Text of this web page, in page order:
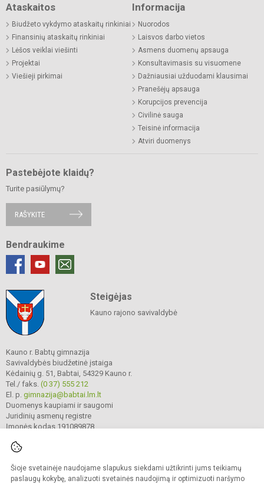
Šioje svetainėje naudojame slapukus siekdami užtikrinti jums teikiamų
paslaugų kokybę, analizuoti svetainės naudojimą ir optimizuoti naršymo
Ataskaitos
Biudžeto vykdymo ataskaitų rinkiniai
Finansinių ataskaitų rinkiniai
Lėšos veiklai viešinti
Projektai
Viešieji pirkimai
Informacija
Nuorodos
Laisvos darbo vietos
Asmens duomenų apsauga
Konsultavimasis su visuomene
Dažniausiai užduodami klausimai
Pranešėjų apsauga
Korupcijos prevencija
Civilinė sauga
Teisinė informacija
Atviri duomenys
Pastebėjote klaidų?
Turite pasiūlymų?
RAŠYKITE
Bendraukime
Steigėjas
Kauno rajono savivaldybė
Kauno r. Babtų gimnazija
Savivaldybės biudžetinė įstaiga
Kėdainių g. 51, Babtai, 54329 Kauno r.
Tel./ faks. (0 37) 555 212
El. p. gimnazija@babtai.lm.lt
Duomenys kaupiami ir saugomi
Juridinių asmenų registre
Įmonės kodas 191089878
© 2025. Kauno r. Babtų gimnazija. Visos teisės saugomos.
Kopijuoti turinį be raštiško gimnazijos sutikimo griežtai draudžiama.